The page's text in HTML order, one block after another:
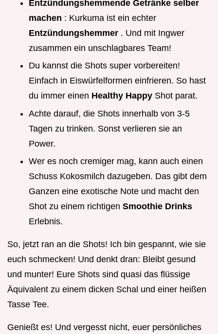
Entzündungshemmende Getränke selber
machen : Kurkuma ist ein echter
Entzündungshemmer . Und mit Ingwer
zusammen ein unschlagbares Team!
Du kannst die Shots super vorbereiten!
Einfach in Eiswürfelformen einfrieren. So hast
du immer einen Healthy Happy Shot parat.
Achte darauf, die Shots innerhalb von 3-5
Tagen zu trinken. Sonst verlieren sie an
Power.
Wer es noch cremiger mag, kann auch einen
Schuss Kokosmilch dazugeben. Das gibt dem
Ganzen eine exotische Note und macht den
Shot zu einem richtigen Smoothie Drinks
Erlebnis.
So, jetzt ran an die Shots! Ich bin gespannt, wie sie
euch schmecken! Und denkt dran: Bleibt gesund
und munter! Eure Shots sind quasi das flüssige
Äquivalent zu einem dicken Schal und einer heißen
Tasse Tee.
Genießt es! Und vergesst nicht, euer persönliches